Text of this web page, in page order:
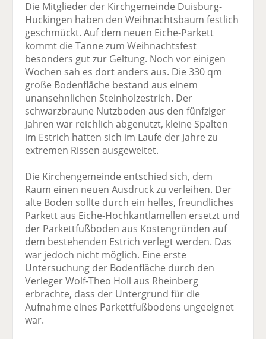
Die Mitglieder der Kirchgemeinde Duisburg-
Huckingen haben den Weihnachtsbaum festlich
geschmückt. Auf dem neuen Eiche-Parkett
kommt die Tanne zum Weihnachtsfest
besonders gut zur Geltung. Noch vor einigen
Wochen sah es dort anders aus. Die 330 qm
große Bodenfläche bestand aus einem
unansehnlichen Steinholzestrich. Der
schwarzbraune Nutzboden aus den fünfziger
Jahren war reichlich abgenutzt, kleine Spalten
im Estrich hatten sich im Laufe der Jahre zu
extremen Rissen ausgeweitet.
Die Kirchengemeinde entschied sich, dem
Raum einen neuen Ausdruck zu verleihen. Der
alte Boden sollte durch ein helles, freundliches
Parkett aus Eiche-Hochkantlamellen ersetzt und
der Parkettfußboden aus Kostengründen auf
dem bestehenden Estrich verlegt werden. Das
war jedoch nicht möglich. Eine erste
Untersuchung der Bodenfläche durch den
Verleger Wolf-Theo Holl aus Rheinberg
erbrachte, dass der Untergrund für die
Aufnahme eines Parkettfußbodens ungeeignet
war.